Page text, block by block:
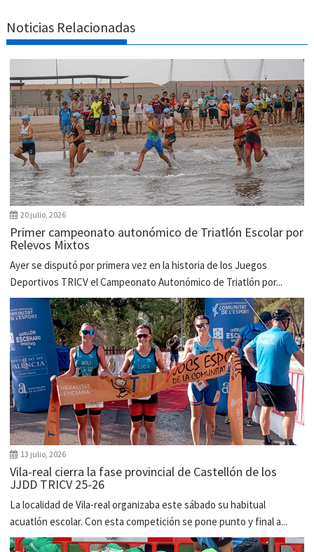
Noticias Relacionadas
20 julio, 2026
Primer campeonato autonómico de Triatlón Escolar por
Relevos Mixtos
Ayer se disputó por primera vez en la historia de los Juegos
Deportivos TRICV el Campeonato Autonómico de Triatlón por...
13 julio, 2026
Vila-real cierra la fase provincial de Castellón de los
JJDD TRICV 25-26
La localidad de Vila-real organizaba este sábado su habitual
acuatlón escolar. Con esta competición se pone punto y final a...